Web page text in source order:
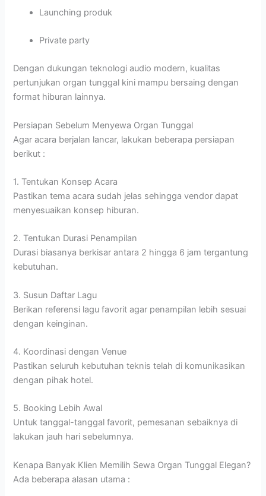
Launching produk
Private party
Dengan dukungan teknologi audio modern, kualitas
pertunjukan organ tunggal kini mampu bersaing dengan
format hiburan lainnya.
Persiapan Sebelum Menyewa Organ Tunggal
Agar acara berjalan lancar, lakukan beberapa persiapan
berikut :
1. Tentukan Konsep Acara
Pastikan tema acara sudah jelas sehingga vendor dapat
menyesuaikan konsep hiburan.
2. Tentukan Durasi Penampilan
Durasi biasanya berkisar antara 2 hingga 6 jam tergantung
kebutuhan.
3. Susun Daftar Lagu
Berikan referensi lagu favorit agar penampilan lebih sesuai
dengan keinginan.
4. Koordinasi dengan Venue
Pastikan seluruh kebutuhan teknis telah di komunikasikan
dengan pihak hotel.
5. Booking Lebih Awal
Untuk tanggal-tanggal favorit, pemesanan sebaiknya di
lakukan jauh hari sebelumnya.
Kenapa Banyak Klien Memilih Sewa Organ Tunggal Elegan?
Ada beberapa alasan utama :